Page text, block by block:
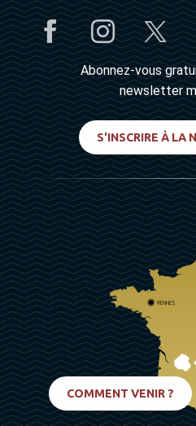
Abonnez-vous
newsletter
S'INSCRIRE À LA
RENNES
COMMENT VENIR ?